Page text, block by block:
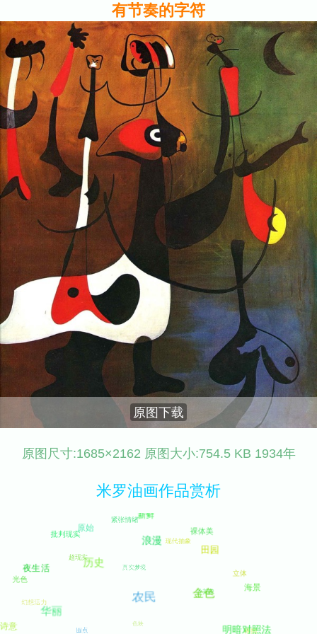
有节奏的字符
原图下载
原图尺寸:1685×2162 原图大小:754.5 KB 1934年
米罗油画作品赏析